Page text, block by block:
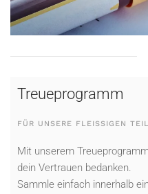
Treueprogramm
FÜR UNSERE FLEISSIGEN
Mit unserem
dein Vertrauen bedanken.
Sammle einfach innerhalb